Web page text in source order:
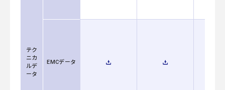
テク
ニカ
ルデ
ータ
EMCデータ